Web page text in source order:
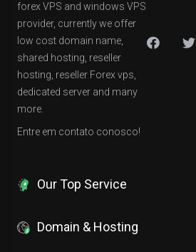
forex VPS and windows VPS
provider, currently we offer
low cost domain name,
shared hosting, reseller
hosting, reseller Forex vps,
dedicated server and many
more.
Entre em contato conosco!
Our Top Service
Domain & Hosting